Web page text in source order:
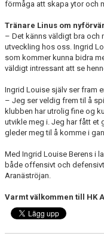
förmåga att skapa ytor och
Tränare Linus om
– Det känns väldigt bra och
utveckling hos oss. Ingrid
som kommer kunna bidra
väldigt intressant att se
Ingrid Louise själv ser fram
– Jeg ser veldig frem til å
klubben har utrolig fine og
utvikle meg i. Jeg har fått et
gleder meg til å komme i
Med Ingrid Louise Berens i
både offensivt och
Aranäströjan.
Varmt välkommen till HK